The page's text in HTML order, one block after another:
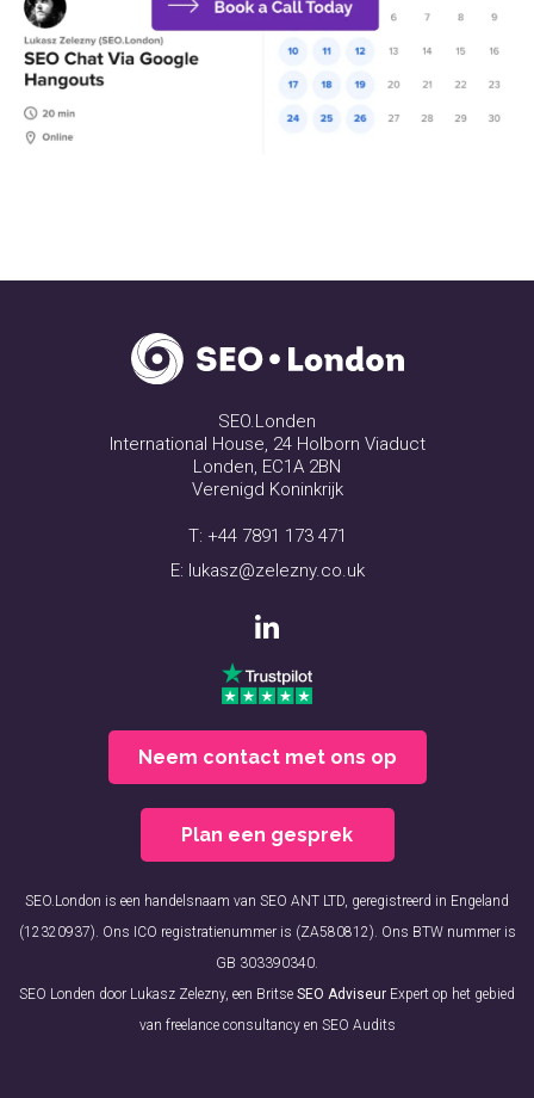
SEO.Londen
International House, 24 Holborn Viaduct
Londen, EC1A 2BN
Verenigd Koninkrijk
T: +44 7891 173 471
E: lukasz@zelezny.co.uk
Neem contact met ons op
Plan een gesprek
SEO.London is een handelsnaam van SEO ANT LTD, geregistreerd in Engeland
(12320937). Ons ICO registratienummer is (ZA580812). Ons BTW nummer is
GB 303390340.
SEO Londen door Lukasz Zelezny, een Britse SEO Adviseur Expert op het gebied
van freelance consultancy en SEO Audits